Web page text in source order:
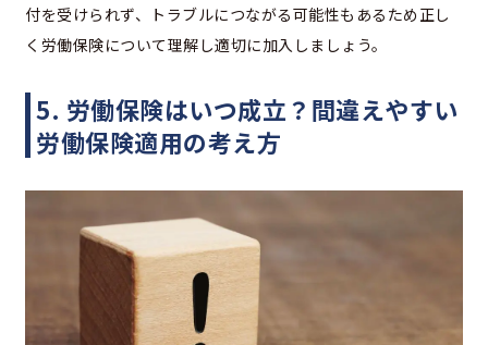
付を受けられず、トラブルにつながる可能性もあるため正し
く労働保険について理解し適切に加入しましょう。
5. 労働保険はいつ成立？間違えやすい
労働保険適用の考え方